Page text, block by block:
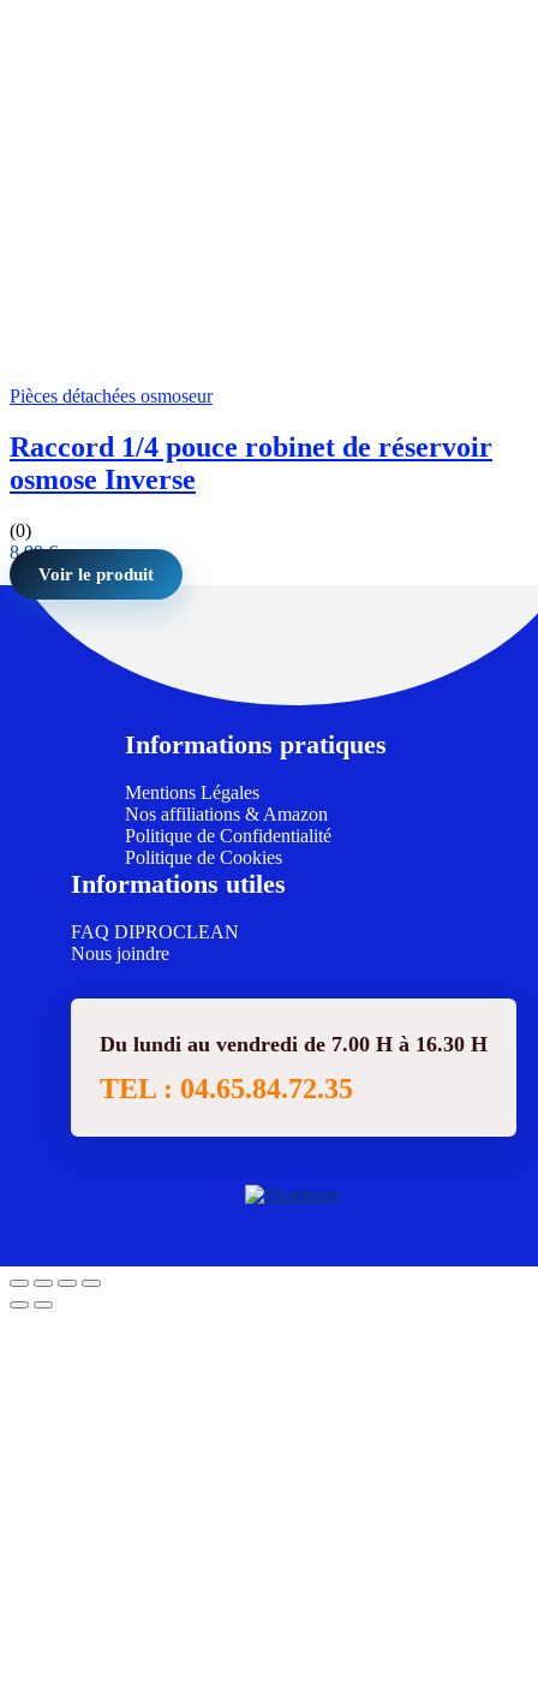
Pièces détachées osmoseur
Raccord 1/4 pouce robinet de réservoir
osmose Inverse
(0)
8,99€
Voir le produit
Informations pratiques
Mentions Légales
Nos affiliations & Amazon
Politique de Confidentialité
Politique de Cookies
Informations utiles
FAQ DIPROCLEAN
Nous joindre
Du lundi au vendredi de 7.00 H à 16.30 H
TEL : 04.65.84.72.35